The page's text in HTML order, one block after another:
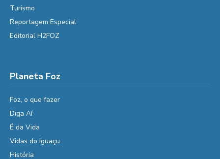
Turismo
Reportagem Especial
Editorial H2FOZ
Planeta Foz
Foz, o que fazer
Diga Aí
É da Vida
Vidas do Iguaçu
História